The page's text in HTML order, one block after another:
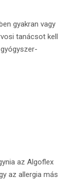
gyakran vagy
tanácsot kell
az Algoflex
az allergia más